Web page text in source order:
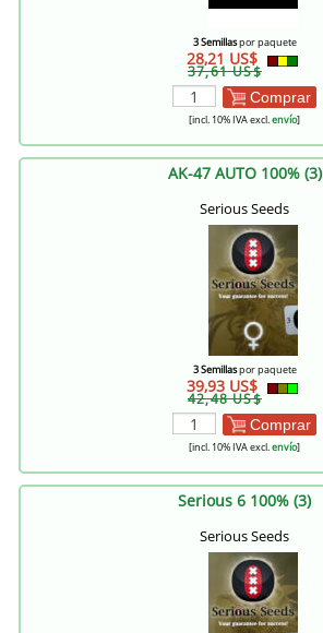
3 Semillaspor paquete
28,21 US$
37,61 US$
Comprar
[incl. 10% IVA excl.envío]
AK-47 AUTO 100% (3)
Serious Seeds
3 Semillaspor paquete
39,93 US$
42,48 US$
Comprar
[incl. 10% IVA excl.envío]
Serious 6 100% (3)
Serious Seeds